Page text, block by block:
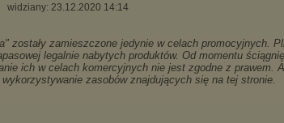
widziany: 23.12.2020 14:14